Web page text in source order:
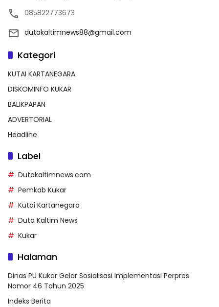
085822773673
dutakaltimnews88@gmail.com
Kategori
KUTAI KARTANEGARA
DISKOMINFO KUKAR
BALIKPAPAN
ADVERTORIAL
Headline
Label
Dutakaltimnews.com
Pemkab Kukar
Kutai Kartanegara
Duta Kaltim News
Kukar
Halaman
Dinas PU Kukar Gelar Sosialisasi Implementasi Perpres
Nomor 46 Tahun 2025
Indeks Berita